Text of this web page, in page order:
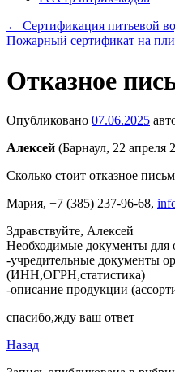
← Сертификация питьевой
Пожарный сертификат на
Отказное
Опубликовано 07.06.2025
Алексей (Барнаул, 22 апреля
Сколько стоит отказное
Мария, +7 (385) 237-96-68,
Здравствуйте, Алексей
Необходимые документы для
-учредительные документы
(ИНН,ОГРН,статистика)
-описание продукции
спасибо,жду ваш ответ
Назад